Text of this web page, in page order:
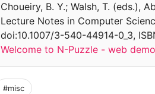
Choueiry, B. Y.; Walsh, T. (eds.),
Lecture Notes in Computer
doi:10.1007/3-540-44914-0_3,
Welcome to N-Puzzle - web demo
#misc